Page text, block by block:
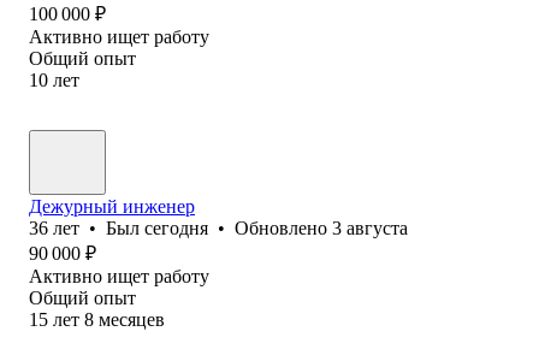
100 000 ₽
Активно ищет работу
Общий опыт
10 лет
Дежурный инженер
36 лет • Был сегодня • Обновлено 3 августа
90 000 ₽
Активно ищет работу
Общий опыт
15 лет 8 месяцев